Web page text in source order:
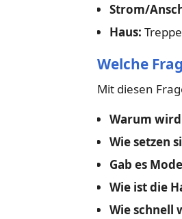
Strom/
Haus:
Welche
Mit diesen
Warum
Wie setzen
Gab es
Wie ist die
Wie schnell